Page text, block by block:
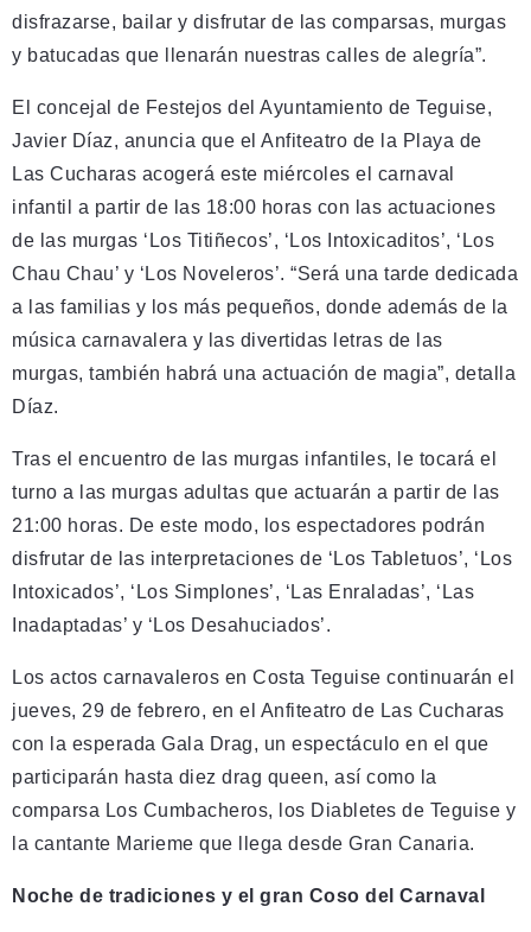
disfrazarse, bailar y disfrutar de las comparsas, murgas
y batucadas que llenarán nuestras calles de alegría”.
El concejal de Festejos del Ayuntamiento de Teguise,
Javier Díaz, anuncia que el Anfiteatro de la Playa de
Las Cucharas acogerá este miércoles el carnaval
infantil a partir de las 18:00 horas con las actuaciones
de las murgas ‘Los Titiñecos’, ‘Los Intoxicaditos’, ‘Los
Chau Chau’ y ‘Los Noveleros’. “Será una tarde dedicada
a las familias y los más pequeños, donde además de la
música carnavalera y las divertidas letras de las
murgas, también habrá una actuación de magia”, detalla
Díaz.
Tras el encuentro de las murgas infantiles, le tocará el
turno a las murgas adultas que actuarán a partir de las
21:00 horas. De este modo, los espectadores podrán
disfrutar de las interpretaciones de ‘Los Tabletuos’, ‘Los
Intoxicados’, ‘Los Simplones’, ‘Las Enraladas’, ‘Las
Inadaptadas’ y ‘Los Desahuciados’.
Los actos carnavaleros en Costa Teguise continuarán el
jueves, 29 de febrero, en el Anfiteatro de Las Cucharas
con la esperada Gala Drag, un espectáculo en el que
participarán hasta diez drag queen, así como la
comparsa Los Cumbacheros, los Diabletes de Teguise y
la cantante Marieme que llega desde Gran Canaria.
Noche de tradiciones y el gran Coso del Carnaval